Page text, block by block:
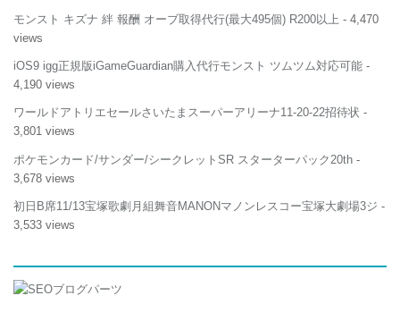
モンスト キズナ 絆 報酬 オーブ取得代行(最大495個) R200以上 - 4,470
views
iOS9 igg正規版iGameGuardian購入代行モンスト ツムツム対応可能 -
4,190 views
ワールドアトリエセールさいたまスーパーアリーナ11-20-22招待状 -
3,801 views
ポケモンカード/サンダー/シークレットSR スターターパック20th -
3,678 views
初日B席11/13宝塚歌劇月組舞音MANONマノンレスコー宝塚大劇場3ジ -
3,533 views